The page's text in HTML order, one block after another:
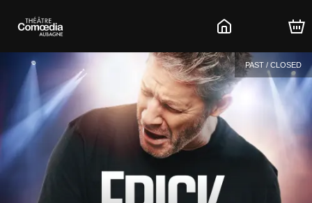
PAST / CLOSED